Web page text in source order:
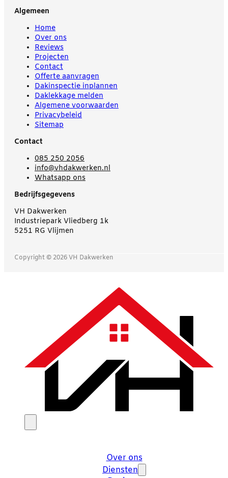
Algemeen
Home
Over ons
Reviews
Projecten
Contact
Offerte aanvragen
Dakinspectie inplannen
Daklekkage melden
Algemene voorwaarden
Privacybeleid
Sitemap
Contact
085 250 2056
info@vhdakwerken.nl
Whatsapp ons
Bedrijfsgegevens
VH Dakwerken
Industriepark Vliedberg 1k
5251 RG Vlijmen
Copyright © 2026 VH Dakwerken
Over ons
Diensten